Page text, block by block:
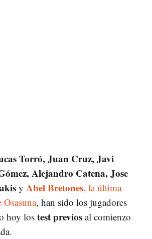
Torró, Juan Cruz, Javi
Alejandro Catena, Jose
y Abel Bretones, la última
, han sido los jugadores
hoy los test previos al comienzo